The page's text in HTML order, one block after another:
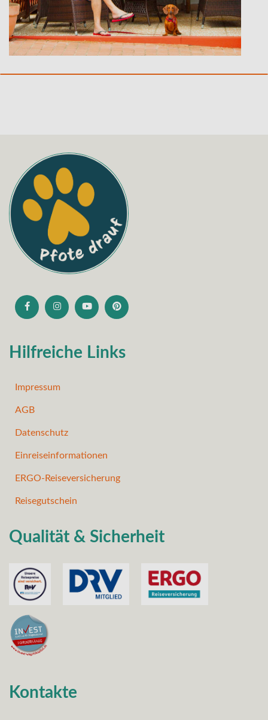
Hilfreiche Links
Impressum
AGB
Datenschutz
Einreiseinformationen
ERGO-Reiseversicherung
Reisegutschein
Qualität & Sicherheit
Kontakte